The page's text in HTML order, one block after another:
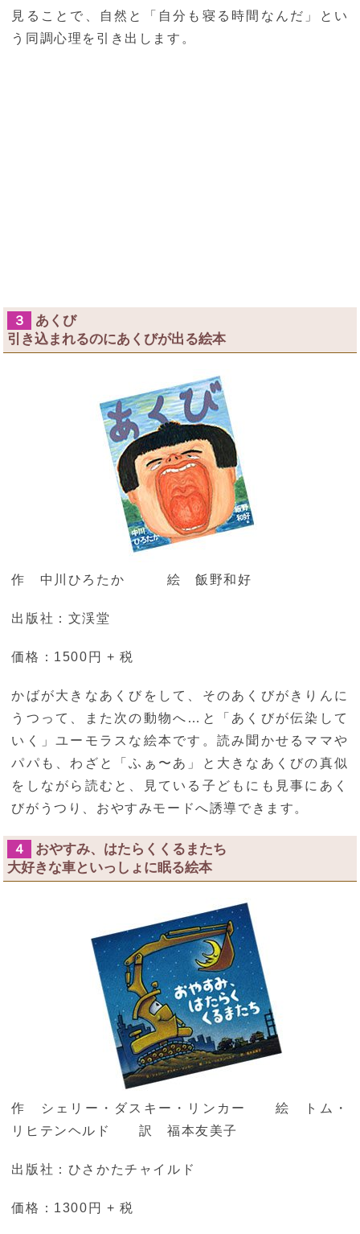
見ることで、自然と「自分も寝る時間なんだ」とい
う同調心理を引き出します。
３
あくび
引き込まれるのにあくびが出る絵本
作 中川ひろたか 絵 飯野和好
出版社：文渓堂
価格：1500円 + 税
かばが大きなあくびをして、そのあくびがきりんに
うつって、また次の動物へ…と「あくびが伝染して
いく」ユーモラスな絵本です。読み聞かせるママや
パパも、わざと「ふぁ〜あ」と大きなあくびの真似
をしながら読むと、見ている子どもにも見事にあく
びがうつり、おやすみモードへ誘導できます。
４
おやすみ、はたらくくるまたち
大好きな車といっしょに眠る絵本
作 シェリー・ダスキー・リンカー 絵 トム・
リヒテンヘルド 訳 福本友美子
出版社：ひさかたチャイルド
価格：1300円 + 税